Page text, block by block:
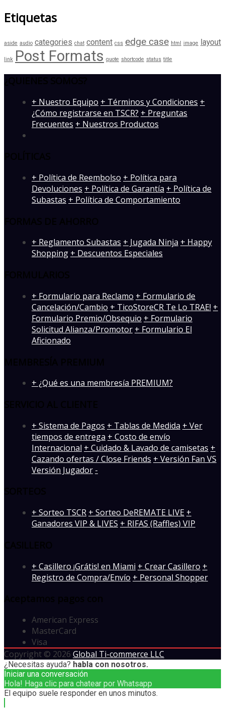
Etiquetas
aside audio categories chat content css edge case html image layout
link Post Formats quote shortcode status title
­+ Nuestro Equipo + Términos y Condiciones +
¿Cómo registrarse en TSCR? + Preguntas
Frecuentes + Nuestros Productos
+ Política de Reembolso + Política para
Devoluciones + Política de Garantía + Política de
Subastas + Política de Comportamiento
+ Reglamento Subastas + Jugada Ninja + Happy
Shopping + Descuentos Especiales
+ Formulario para Reclamo + Formulario de
Cancelación/Cambio + TicoStoreCR Te Lo TRAE! +
Formulario Premio/Obsequio + Formulario
Solicitud Alianza/Promotor + Formulario El
Aficionado
+ ¿Qué es una membresía PREMIUM?
+ Sistema de Pagos + Tablas de Medida + Ver
tiempos de entrega + Costo de envío
Internacional + Cuidado & Lavado de camisetas +
Cazando ofertas / Close Friends + Versión Fan VS
Versión Jugador -
+ Sorteo TSCR + Sorteo DeREMATE LIVE +
Ganadores VIP & LIVES + RIFAS (Raffles) VIP
+ Casillero ¡Grátis! en Miami + Crear Casillero +
Registro de Compra/Envío + Personal Shopper
American Express
MasterCard
Visa
Copyright © 2026 Global Ti-commerce LLC
¿Necesitas ayuda? habla con nosotros.
Iniciar una conversación
Hola! Haga clic para chatear por Whatsapp
El equipo suele responder en unos minutos.